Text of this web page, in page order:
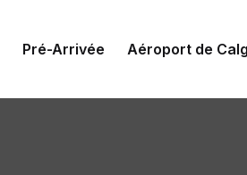
Pré-Arrivée Aéroport de